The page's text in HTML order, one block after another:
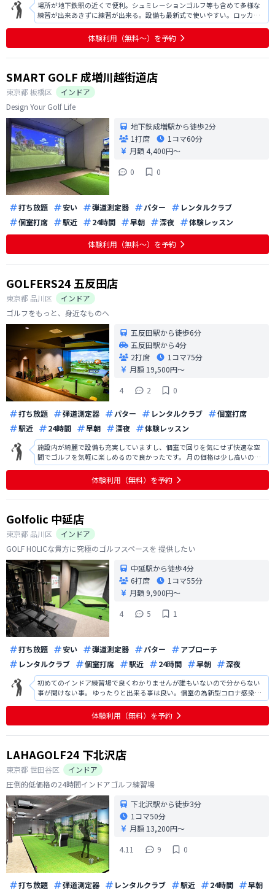
場所が地下鉄駅の近くで便利。シュミレーションゴルフ等も含めて多様な
練習が出来あきずに練習が出来る。設備も最新式で使いやすい。ロッカー
があると便利なので検討して欲しい。体験時に対応していただいた方の説
明は丁寧でわかりやすく好感が持てた。2roomなので予約が取れるか心配
であるが今のところ問題ありません
体験利用（無料〜）を予約
SMART GOLF 成増川越街道店
東京都 板橋区
インドア
Design Your Golf Life
地下鉄成増駅から徒歩2分
1打席
1コマ60分
月額 4,400円〜
0
0
打ち放題 安い 弾道測定器 パター
レンタルクラブ
個室打席
駅近 24時間 早朝 深夜 体験レッスン
体験利用（無料〜）を予約
GOLFERS24 五反田店
東京都 品川区
インドア
ゴルフをもっと、身近なものへ
五反田駅から徒歩6分
五反田駅から4分
2打席
1コマ75分
月額 19,500円〜
4
2 0
打ち放題 弾道測定器 パター レンタルクラブ
個室打席
駅近
24時間 早朝 深夜 体験レッスン
施設内が綺麗で設備も充実していますし、個室で回りを気にせず快適な空
間でゴルフを気軽に楽しめるので良かったです。 月の価格は少し高いので
一人で会員になるのは少し厳しいですが。複数人で会費を割り勘して、シ
ュミレーションゴルフをみんなで楽しむのもいいかもしれません。 一点気
になるとすれば、ドライバーを振る
体験利用（無料）を予約
Golfolic 中延店
東京都 品川区
インドア
GOLF HOLICな貴方に究極のゴルフスペースを 提供したい
中延駅から徒歩4分
6打席
1コマ55分
月額 9,900円〜
4
5 1
打ち放題 安い 弾道測定器 パター
アプローチ
レンタルクラブ
個室打席 駅近 24時間 早朝 深夜
初めてのインドア練習場で良くわかりませんが誰もいないので分からない
事が聞けない事。 ゆったりと出来る事は良い。個室の為新型コロナ感染や
インフルエンザなどの心配がない事。空間が良い。今年の夏は暑かったの
で涼しく練習出来たのではないか？ 金額面でも丁度良いかとおもいます。
広い練習場だと目で見てどのくら
体験利用（無料）を予約
LAHAGOLF24 下北沢店
東京都 世田谷区
インドア
圧倒的低価格の24時間インドアゴルフ練習場
下北沢駅から徒歩3分
1コマ50分
月額 13,200円〜
4.11
9 0
打ち放題 弾道測定器 レンタルクラブ 駅近 24時間 早朝